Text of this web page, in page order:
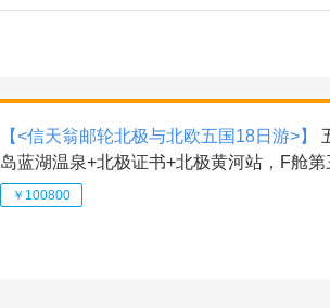
【<信天翁邮轮北极与北欧五国18日游>】
岛蓝湖温泉+北极证书+北极黄河站，F舱第
￥100800